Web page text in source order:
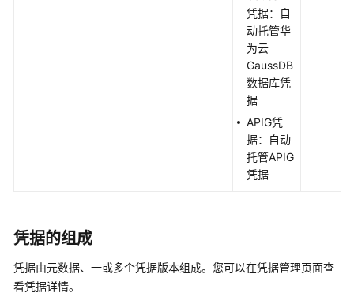
践
API
参
凭据：自
动托管华
为云
GaussDB
数据库凭
据
APIG凭
据：自动
托管APIG
凭据
凭据的组成
凭据由元数据、一或多个凭据版本组成。您可以在凭据管理页面查
看凭据详情。